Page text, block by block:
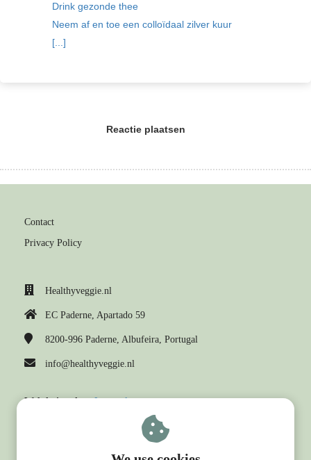
Drink gezonde thee
Neem af en toe een colloïdaal zilver kuur
[...]
Reactie plaatsen
Contact
Privacy Policy
Healthyveggie.nl
EC Paderne, Apartado 59
8200-996 Paderne, Albufeira, Portugal
info@healthyveggie.nl
Webdesign doorLaura.nl